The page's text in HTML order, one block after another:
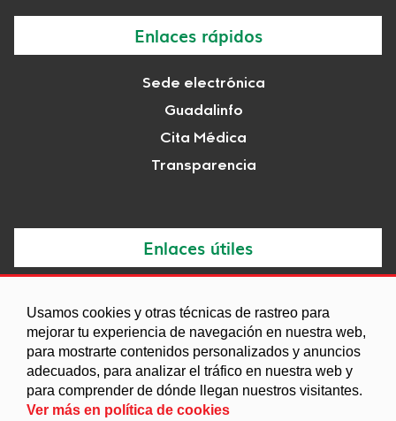
Usamos cookies y otras técnicas de rastreo para
mejorar tu experiencia de navegación en nuestra web,
para mostrarte contenidos personalizados y anuncios
adecuados, para analizar el tráfico en nuestra web y
para comprender de dónde llegan nuestros visitantes.
Ver más en política de cookies
Enlaces rápidos
Sede electrónica
Guadalinfo
Cita Médica
Transparencia
Enlaces útiles
Agenda
Ordenanzas
Entidades y asociaciones